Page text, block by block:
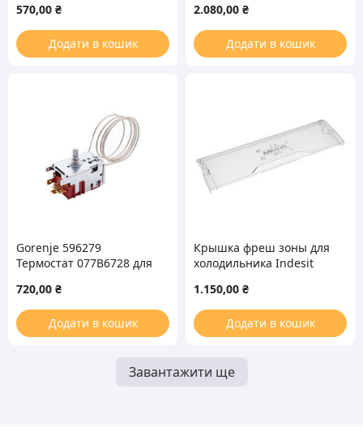
570,00 ₴
Додати в кошик
2.080,00 ₴
Додати в кошик
Gorenje 596279
Термостат 077B6728 для
720,00 ₴
Додати в кошик
Крышка фреш зоны для
холодильника Indesit
пиктограммой)
1.150,00 ₴
Додати в кошик
Завантажити ще